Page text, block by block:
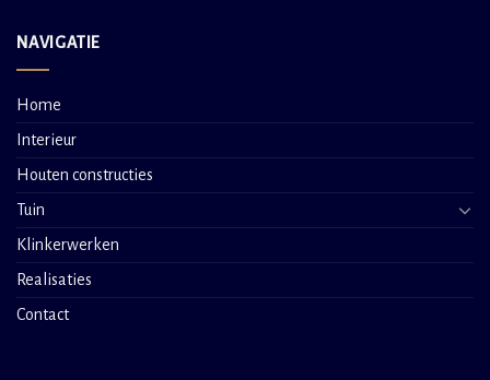
NAVIGATIE
Home
Interieur
Houten constructies
Tuin
Klinkerwerken
Realisaties
Contact